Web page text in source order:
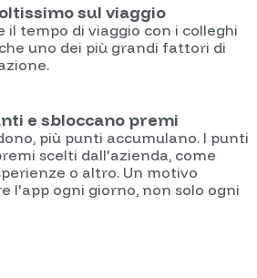
sul viaggio
il tempo di viaggio con i colleghi
uno dei più grandi fattori di
e sbloccano premi
più punti accumulano. I punti
scelti dall'azienda, come
o altro. Un motivo
l'app ogni giorno, non solo ogni